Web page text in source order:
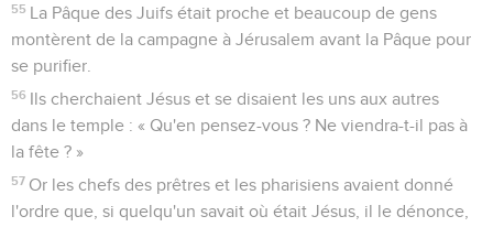
55 La Pâque des Juifs était proche et beaucoup de gens
montèrent de la campagne à Jérusalem avant la Pâque pour
se purifier.
56 Ils cherchaient Jésus et se disaient les uns aux autres
dans le temple : « Qu'en pensez-vous ? Ne viendra-t-il pas à
la fête ? »
57 Or les chefs des prêtres et les pharisiens avaient donné
l'ordre que, si quelqu'un savait où était Jésus, il le dénonce,